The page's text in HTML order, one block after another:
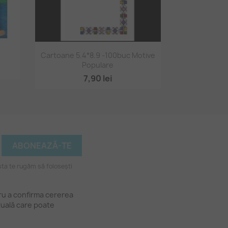
Vizualizare rapidă
Cartoane 5.4*8.9 -100buc Motive
Populare
7,90 lei
te rugăm să folosești
a confirma cererea
care poate